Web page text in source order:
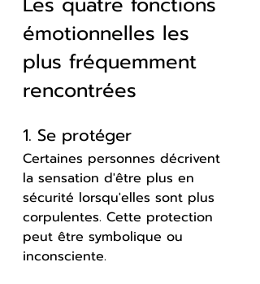
émotionnelles les
plus fréquemment
rencontrées
1. Se protéger
Certaines personnes décrivent
la sensation d'être plus en
sécurité lorsqu'elles sont plus
corpulentes. Cette protection
peut être symbolique ou
inconsciente.